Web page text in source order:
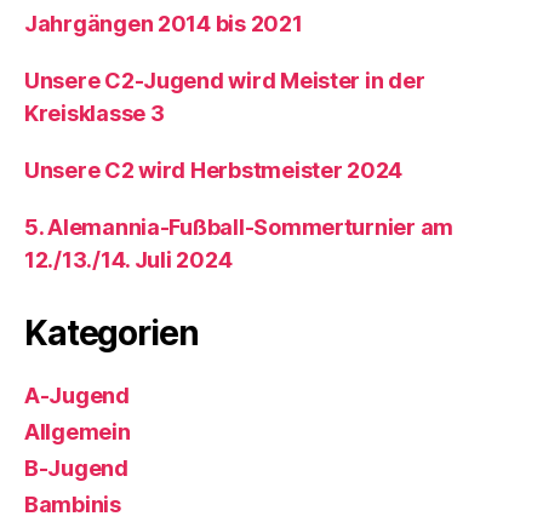
Jahrgängen 2014 bis 2021
Unsere C2-Jugend wird Meister in der
Kreisklasse 3
Unsere C2 wird Herbstmeister 2024
5. Alemannia-Fußball-Sommerturnier am
12./13./14. Juli 2024
Kategorien
A-Jugend
Allgemein
B-Jugend
Bambinis